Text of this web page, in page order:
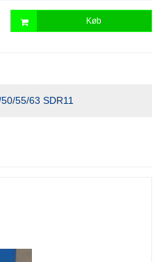
Køb
55/63 SDR11